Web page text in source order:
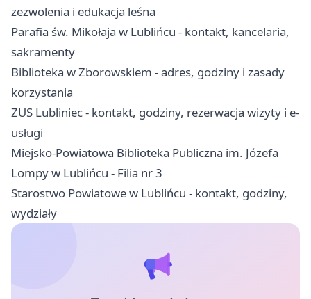
zezwolenia i edukacja leśna
Parafia św. Mikołaja w Lublińcu - kontakt, kancelaria,
sakramenty
Biblioteka w Zborowskiem - adres, godziny i zasady
korzystania
ZUS Lubliniec - kontakt, godziny, rezerwacja wizyty i e-
usługi
Miejsko-Powiatowa Biblioteka Publiczna im. Józefa
Lompy w Lublińcu - Filia nr 3
Starostwo Powiatowe w Lublińcu - kontakt, godziny,
wydziały